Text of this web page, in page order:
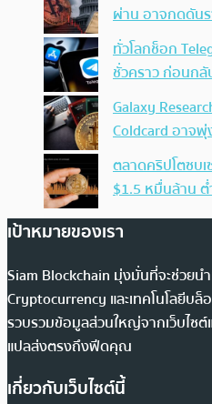
ผ่าน อาจกดดัน
ทั่วโลกช็อก
ชั่วคราว ก่อนก
Galaxy
Coldcard อาจ
ตลาดคริปโตซบ
$1.5 หมื่นล้าน
เป้าหมายของเรา
Siam Blockchain มุ่งมั่นที่จะช่วยน
Cryptocurrency และเทคโนโลยีบล็
รวบรวมข้อมูลส่วนใหญ่จากเว็บไซต์
แปลส่งตรงถึงฟีดคุณ
เกี่ยวกับเว็บไซต์นี้